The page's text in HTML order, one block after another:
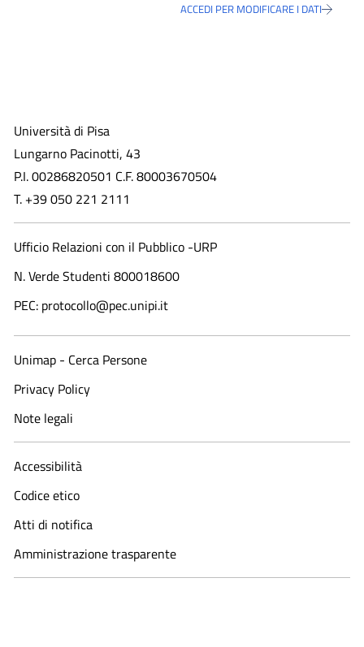
ACCEDI PER MODIFICARE I DATI
Università di Pisa
Lungarno Pacinotti, 43
P.I. 00286820501 C.F. 80003670504
T. +39 050 221 2111
Ufficio Relazioni con il Pubblico -URP
N. Verde Studenti 800018600​
PEC: protocollo@pec.unipi.it
Unimap - Cerca Persone
Privacy Policy
Note legali
Accessibilità
Codice etico
Atti di notifica
Amministrazione trasparente